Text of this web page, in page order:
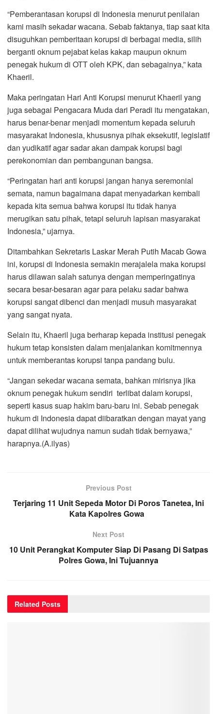
“Pemberantasan korupsi di Indonesia menurut penilaian
kami masih sekadar wacana. Sebab faktanya, tiap saat kita
disuguhkan pemberitaan korupsi di berbagai media, silih
berganti oknum pejabat kelas kakap maupun oknum
penegak hukum di OTT oleh KPK, dan sebagainya,” kata
Khaeril.
Maka peringatan Hari Anti Korupsi menurut Khaeril yang
juga sebagai Pengacara Muda dari Peradi itu mengatakan,
harus benar-benar menjadi momentum kepada seluruh
masyarakat Indonesia, khususnya pihak eksekutif, legislatif
dan yudikatif agar sadar akan dampak korupsi bagi
perekonomian dan pembangunan bangsa.
“Peringatan hari anti korupsi jangan hanya seremonial
semata, namun bagaimana dapat menyadarkan kembali
kepada kita semua bahwa korupsi itu tidak hanya
merugikan satu pihak, tetapi seluruh lapisan masyarakat
Indonesia,” ujarnya.
Ditambahkan Sekretaris Laskar Merah Putih Macab Gowa
ini, korupsi di Indonesia semakin merajalela maka korupsi
harus dilawan salah satunya dengan memperingatinya
secara besar-besaran agar para pelaku sadar bahwa
korupsi sangat dibenci dan menjadi musuh masyarakat
yang sangat nyata.
Selain itu, Khaeril juga berharap kepada institusi penegak
hukum tetap konsisten dalam menjalankan komitmennya
untuk memberantas korupsi tanpa pandang bulu.
“Jangan sekedar wacana semata, bahkan mirisnya jika
oknum penegak hukum sendiri terlibat dalam korupsi,
seperti kasus suap hakim baru-baru ini. Sebab penegak
hukum di Indonesia dapat diibaratkan dengan mayat yang
dapat dilihat wujudnya namun sudah tidak bernyawa,”
harapnya.(A.ilyas)
Previous Post
Terjaring 11 Unit Sepeda Motor Di Poros Tanetea, Ini
Kata Kapolres Gowa
Next Post
10 Unit Perangkat Komputer Siap Di Pasang Di Satpas
Polres Gowa, Ini Tujuannya
Related Posts